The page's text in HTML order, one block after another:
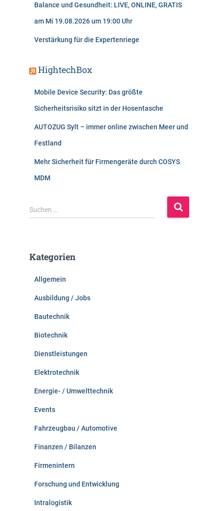
Balance und Gesundheit: LIVE, ONLINE, GRATIS
am Mi 19.08.2026 um 19:00 Uhr
Verstärkung für die Expertenriege
HightechBox
Mobile Device Security: Das größte
Sicherheitsrisiko sitzt in der Hosentasche
AUTOZUG Sylt – immer online zwischen Meer und
Festland
Mehr Sicherheit für Firmengeräte durch COSYS
MDM
S
u
n
Suchen …
Kategorien
Allgemein
Ausbildung / Jobs
Bautechnik
Biotechnik
Dienstleistungen
Elektrotechnik
Energie- / Umwelttechnik
Events
Fahrzeugbau / Automotive
Finanzen / Bilanzen
Firmenintern
Forschung und Entwicklung
Intralogistik